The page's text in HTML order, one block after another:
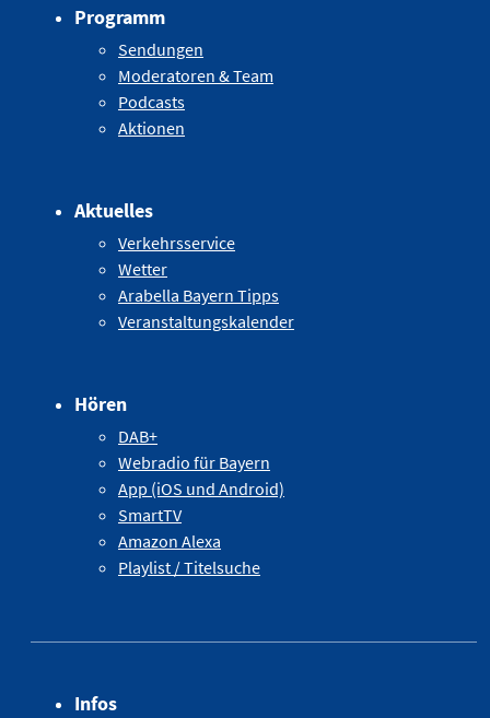
Programm
Sendungen
Moderatoren & Team
Podcasts
Aktionen
Aktuelles
Verkehrsservice
Wetter
Arabella Bayern Tipps
Veranstaltungskalender
Hören
DAB+
Webradio für Bayern
App (iOS und Android)
SmartTV
Amazon Alexa
Playlist / Titelsuche
Infos